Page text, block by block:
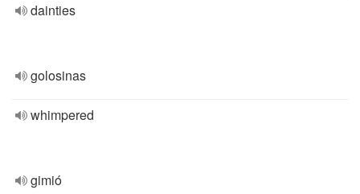
dainties
golosinas
whimpered
gimió